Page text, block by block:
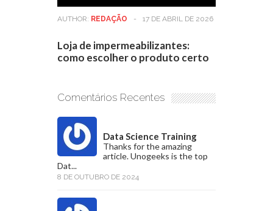
AUTHOR: REDAÇÃO - 17 DE ABRIL DE 2026
Loja de impermeabilizantes:
como escolher o produto certo
Comentários Recentes
Data Science Training
Thanks for the amazing
article. Unogeeks is the top
Dat...
8 DE OUTUBRO DE 2024